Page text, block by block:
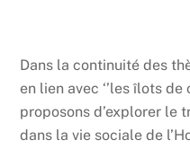
Dans la continuité des
en lien avec ‘’les îlots de
proposons d’explorer le
dans la vie sociale de